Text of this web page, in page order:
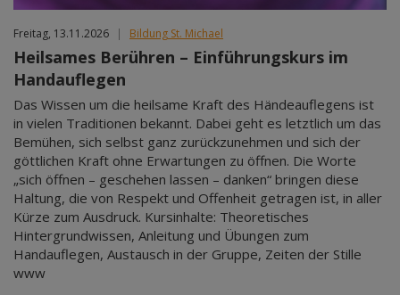
Freitag, 13.11.2026 | Bildung St. Michael
Heilsames Berühren – Einführungskurs im
Handauflegen
Das Wissen um die heilsame Kraft des Händeauflegens ist
in vielen Traditionen bekannt. Dabei geht es letztlich um das
Bemühen, sich selbst ganz zurückzunehmen und sich der
göttlichen Kraft ohne Erwartungen zu öffnen. Die Worte
„sich öffnen – geschehen lassen – danken“ bringen diese
Haltung, die von Respekt und Offenheit getragen ist, in aller
Kürze zum Ausdruck. Kursinhalte: Theoretisches
Hintergrundwissen, Anleitung und Übungen zum
Handauflegen, Austausch in der Gruppe, Zeiten der Stille
www